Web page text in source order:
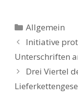
Kategorien
Allgemein
Initiative
Unterschriften
Drei Viertel